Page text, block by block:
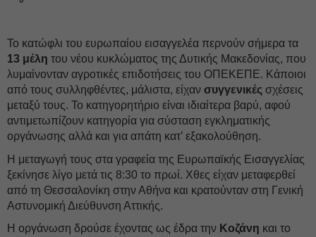
Το κατώφλι του ευρωπαίου εισαγγελέα περνούν σήμερα τα
13 μέλη του νέου κυκλώματος της Δυτικής Μακεδονίας, που
λυμαίνονταν αγροτικές επιδοτήσεις του ΟΠΕΚΕΠΕ. Κάποιοι
από τους συλληφθέντες, μάλιστα, είχαν συγγενικές σχέσεις
μεταξύ τους. Το κατηγορητήριο είναι ιδιαίτερα βαρύ, αφού
αντιμετωπίζουν κατηγορία για σύσταση εγκληματικής
οργάνωσης αλλά και για απάτη κατ’ εξακολούθηση.
H μεταγωγή τους στα γραφεία της Ευρωπαϊκής Εισαγγελίας
ξεκίνησε λίγο μετά τις 8:30 το πρωί. Χθες είχαν μεταφερθεί
από τη Θεσσαλονίκη στην Αθήνα και κρατούνταν στη Γενική
Αστυνομική Διεύθυνση Αττικής.
Η οργάνωση δρούσε έχοντας ως έδρα την Κοζάνη και το